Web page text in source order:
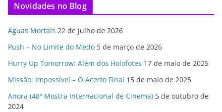
Novidades no Blog
Águas Mortais 22 de julho de 2026
Push – No Limite do Medo 5 de março de 2026
Hurry Up Tomorrow: Além dos Holofotes 17 de maio de 2025
Missão: Impossível – O Acerto Final 15 de maio de 2025
Anora (48ª Mostra Internacional de Cinema) 5 de outubro de
2024